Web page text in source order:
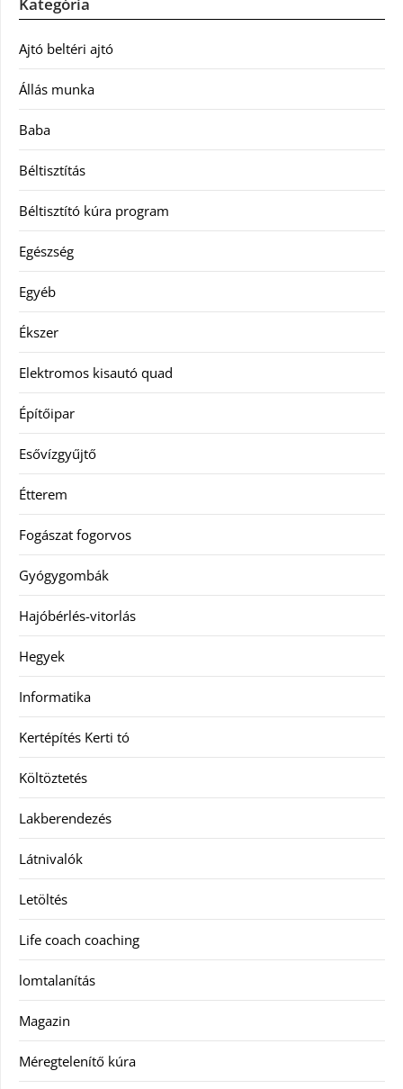
Ajtó beltéri ajtó
Állás munka
Baba
Béltisztítás
Béltisztító kúra program
Egészség
Egyéb
Ékszer
Elektromos kisautó quad
Építőipar
Esővízgyűjtő
Étterem
Fogászat fogorvos
Gyógygombák
Hajóbérlés-vitorlás
Hegyek
Informatika
Kertépítés Kerti tó
Költöztetés
Lakberendezés
Látnivalók
Letöltés
Life coach coaching
lomtalanítás
Magazin
Méregtelenítő kúra